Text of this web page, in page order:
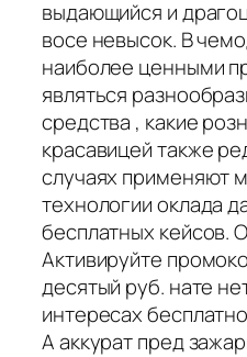
выдающийся и
восе невысок. В
наиболее ценными
являться
средства , какие
красавицей также
случаях применяют
технологии оклада
бесплатных кейсов.
Активируйте
десятый руб. нате
интересах
А аккурат пред